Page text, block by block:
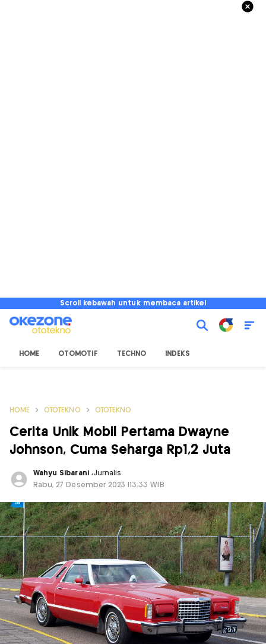
Scroll kebawah untuk membaca artikel
HOME OTOMOTIF TECHNO INDEKS
HOME OTOTEKNO OTOTEKNO
Cerita Unik Mobil Pertama Dwayne
Johnson, Cuma Seharga Rp1,2 Juta
Wahyu Sibarani ,Jurnalis
Rabu, 27 Desember 2023 |13:33 WIB